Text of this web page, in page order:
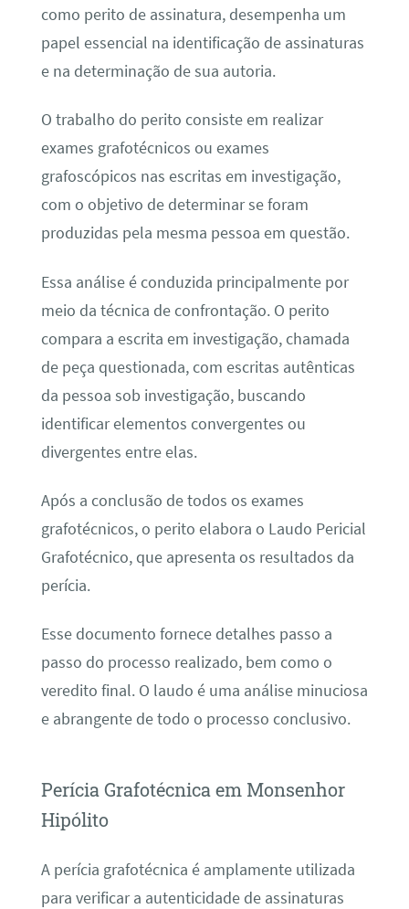
como perito de assinatura, desempenha um
papel essencial na identificação de assinaturas
e na determinação de sua autoria.
O trabalho do perito consiste em realizar
exames grafotécnicos ou exames
grafoscópicos nas escritas em investigação,
com o objetivo de determinar se foram
produzidas pela mesma pessoa em questão.
Essa análise é conduzida principalmente por
meio da técnica de confrontação. O perito
compara a escrita em investigação, chamada
de peça questionada, com escritas autênticas
da pessoa sob investigação, buscando
identificar elementos convergentes ou
divergentes entre elas.
Após a conclusão de todos os exames
grafotécnicos, o perito elabora o Laudo Pericial
Grafotécnico, que apresenta os resultados da
perícia.
Esse documento fornece detalhes passo a
passo do processo realizado, bem como o
veredito final. O laudo é uma análise minuciosa
e abrangente de todo o processo conclusivo.
Perícia Grafotécnica em Monsenhor
Hipólito
A perícia grafotécnica é amplamente utilizada
para verificar a autenticidade de assinaturas